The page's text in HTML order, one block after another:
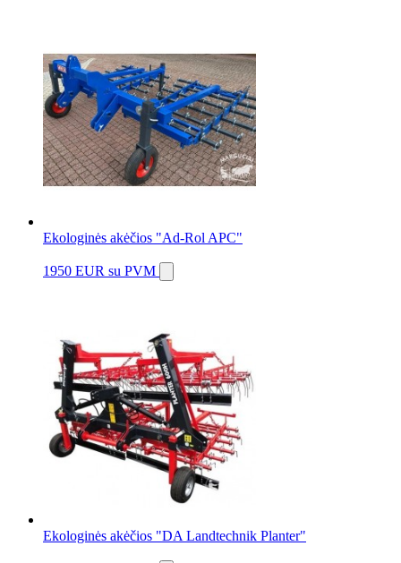
Ekologinės akėčios "Ad-Rol APC"
1950 EUR su PVM
Ekologinės akėčios "DA Landtechnik Planter"